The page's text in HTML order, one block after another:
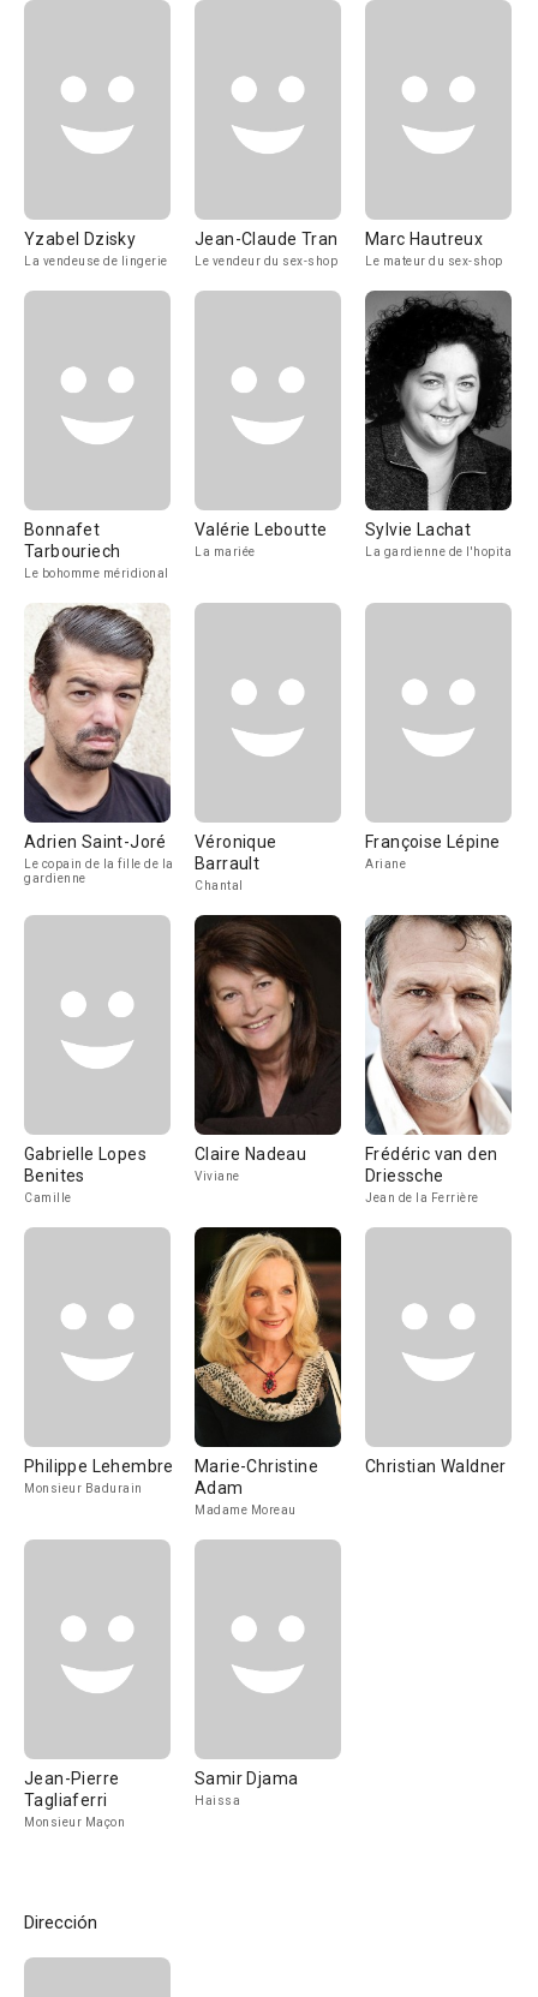
Yzabel Dzisky
La vendeuse de lingerie
Jean-Claude Tran
Le vendeur du sex-shop
Marc Hautreux
Le mateur du sex-shop
Bonnafet
Tarbouriech
Le bohomme méridional
Valérie Leboutte
La mariée
Sylvie Lachat
La gardienne de l'hopital
Adrien Saint-Joré
Le copain de la fille de la
gardienne
Véronique
Barrault
Chantal
Françoise Lépine
Ariane
Gabrielle Lopes
Benites
Camille
Claire Nadeau
Viviane
Frédéric van den
Driessche
Jean de la Ferrière
Philippe Lehembre
Monsieur Badurain
Marie-Christine
Adam
Madame Moreau
Christian Waldner
Jean-Pierre
Tagliaferri
Monsieur Maçon
Samir Djama
Haissa
Dirección